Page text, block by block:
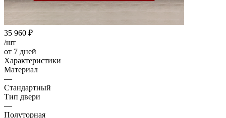
35 960 ₽
/шт
от 7 дней
Характеристики
Материал
—
Стандартный
Тип двери
—
Полуторная